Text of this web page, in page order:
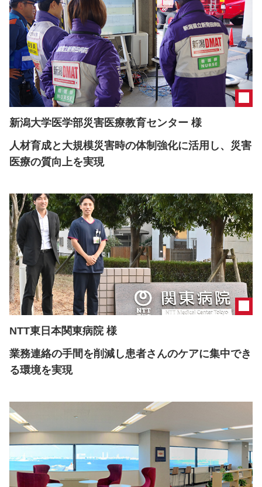
新潟大学医学部災害医療教育センター 様
人材育成と大規模災害時の体制強化に活用し、災害
医療の質向上を実現
NTT東日本関東病院 様
業務連絡の手間を削減し患者さんのケアに集中でき
る環境を実現